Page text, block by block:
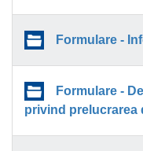
Formulare -
Formulare -
privind prelucrarea